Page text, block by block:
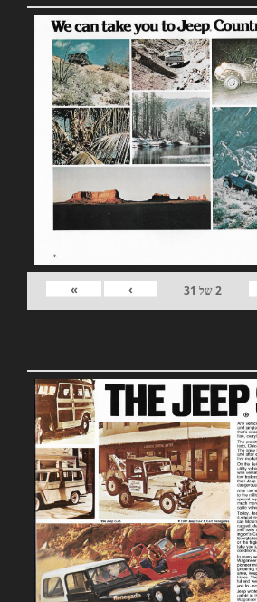
2של 31
›
»